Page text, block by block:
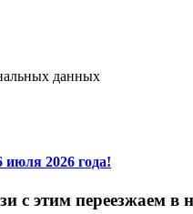
данных
2026 года!
с этим переезжаем в